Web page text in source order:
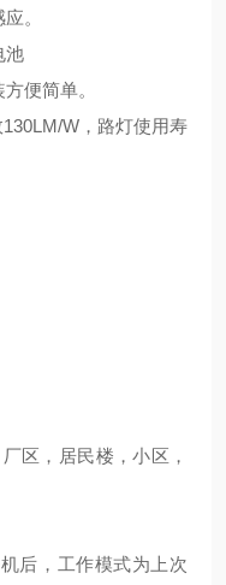
。
池
便简单。
W，路灯使用寿
区，居民楼，小区，
后，工作模式为上次